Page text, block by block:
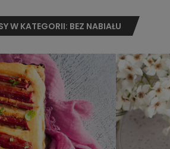
W KATEGORII: BEZ NABIAŁU